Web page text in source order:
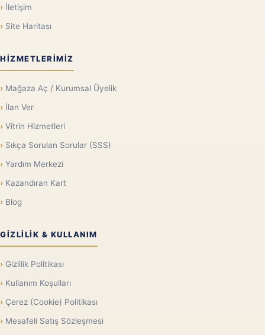
İletişim
Site Haritası
HIZMETLERIMIZ
Mağaza Aç / Kurumsal Üyelik
İlan Ver
Vitrin Hizmetleri
Sıkça Sorulan Sorular (SSS)
Yardım Merkezi
Kazandıran Kart
Blog
GIZLILIK & KULLANIM
Gizlilik Politikası
Kullanım Koşulları
Çerez (Cookie) Politikası
Mesafeli Satış Sözleşmesi